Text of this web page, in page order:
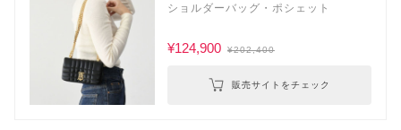
ショルダーバッグ・ポシェット
¥124,900 ¥202,400
販売サイトをチェック